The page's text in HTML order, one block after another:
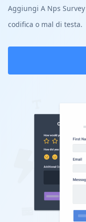
Aggiungi A Nps
codifica o mal di testa.